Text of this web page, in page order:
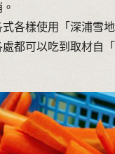
各樣使用「深浦雪
都可以吃到取材自「